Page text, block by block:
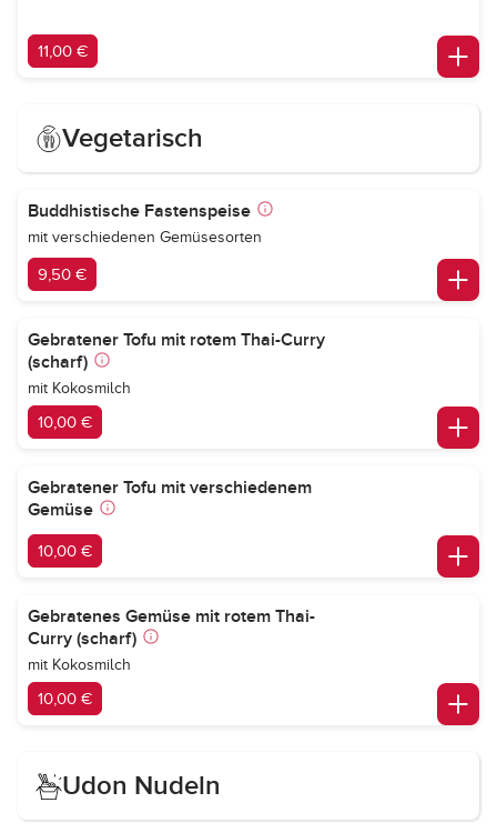
11,00 €
Vegetarisch
Buddhistische Fastenspeise
mit verschiedenen Gemüsesorten
9,50 €
Gebratener Tofu mit rotem Thai-Curry
(scharf)
mit Kokosmilch
10,00 €
Gebratener Tofu mit verschiedenem
Gemüse
10,00 €
Gebratenes Gemüse mit rotem Thai-
Curry (scharf)
mit Kokosmilch
10,00 €
Udon Nudeln